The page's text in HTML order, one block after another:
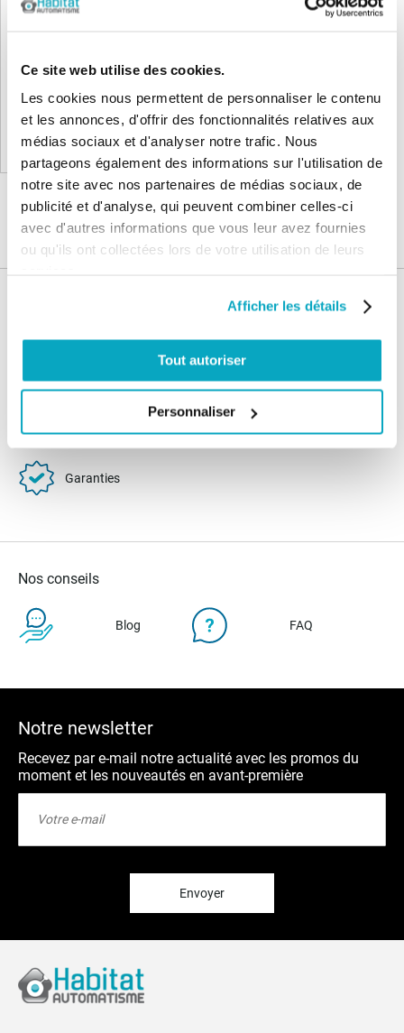
Ce site web utilise des cookies.
Les cookies nous permettent de personnaliser le contenu
et les annonces, d'offrir des fonctionnalités relatives aux
médias sociaux et d'analyser notre trafic. Nous
partageons également des informations sur l'utilisation de
notre site avec nos partenaires de médias sociaux, de
publicité et d'analyse, qui peuvent combiner celles-ci
avec d'autres informations que vous leur avez fournies
ou qu'ils ont collectées lors de votre utilisation de leurs
Afficher les détails
Tout autoriser
Personnaliser
Nice TenKit Motorisation porte
864,61 €
720,51 €
Ajouter au panier
Paiement
Paiement en
3x sans frais
SAV & Retours
Garanties
Nos conseils
Blog FAQ
Notre newsletter
Recevez par e-mail notre actualité avec les promos du
moment et les nouveautés en avant-première
Envoyer